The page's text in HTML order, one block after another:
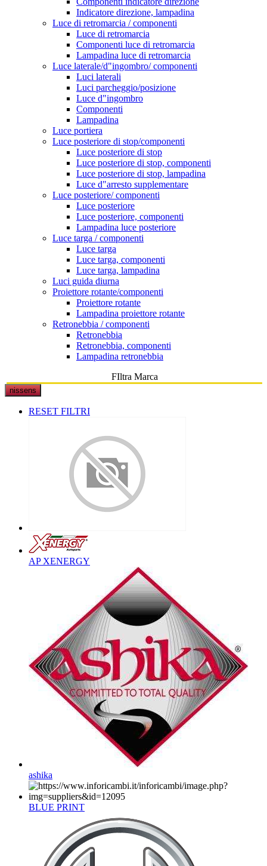
Indicatore direzione, lampadina
Luce di retromarcia / componenti
Luce di retromarcia
Componenti luce di retromarcia
Lampadina luce di retromarcia
Luce laterale/d"ingombro/ componenti
Luci laterali
Luci parcheggio/posizione
Luce d"ingombro
Componenti
Lampadina
Luce portiera
Luce posteriore di stop/componenti
Luce posteriore di stop
Luce posteriore di stop, componenti
Luce posteriore di stop, lampadina
Luce d"arresto supplementare
Luce posteriore/ componenti
Luce posteriore
Luce posteriore, componenti
Lampadina luce posteriore
Luce targa / componenti
Luce targa
Luce targa, componenti
Luce targa, lampadina
Luci guida diurna
Proiettore rotante/componenti
Proiettore rotante
Lampadina proiettore rotante
Retronebbia / componenti
Retronebbia
Retronebbia, componenti
Lampadina retronebbia
FIltra Marca
nissens
RESET FILTRI
AP XENERGY
ashika
BLUE PRINT